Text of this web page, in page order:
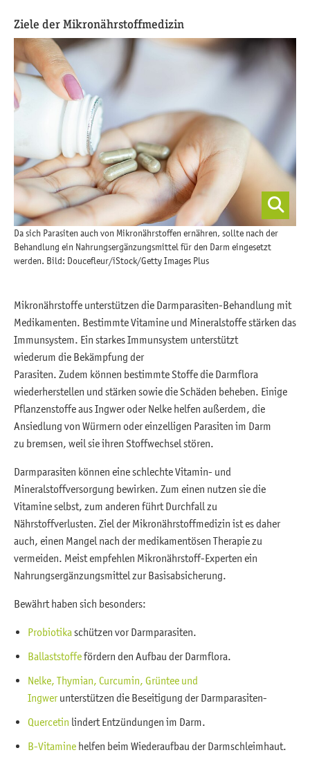
Ziele der Mikronährstoffmedizin
Da sich Parasiten auch von Mikronährstoffen ernähren, sollte nach der
Behandlung ein Nahrungsergänzungsmittel für den Darm eingesetzt
werden. Bild: Doucefleur/iStock/Getty Images Plus
Mikronährstoffe unterstützen die Darmparasiten-Behandlung mit
Medikamenten. Bestimmte Vitamine und Mineralstoffe stärken das
Immunsystem. Ein starkes Immunsystem unterstützt
wiederum die Bekämpfung der
Parasiten. Zudem können bestimmte Stoffe die Darmflora
wiederherstellen und stärken sowie die Schäden beheben. Einige
Pflanzenstoffe aus Ingwer oder Nelke helfen außerdem, die
Ansiedlung von Würmern oder einzelligen Parasiten im Darm
zu bremsen, weil sie ihren Stoffwechsel stören.
Darmparasiten können eine schlechte Vitamin- und
Mineralstoffversorgung bewirken. Zum einen nutzen sie die
Vitamine selbst, zum anderen führt Durchfall zu
Nährstoffverlusten. Ziel der Mikronährstoffmedizin ist es daher
auch, einen Mangel nach der medikamentösen Therapie zu
vermeiden. Meist empfehlen Mikronährstoff-Experten ein
Nahrungsergänzungsmittel zur Basisabsicherung.
Bewährt haben sich besonders:
Probiotikaschützen vor Darmparasiten.
Ballaststoffefördern den Aufbau der Darmflora.
Nelke, Thymian, Curcumin, Grüntee und
Ingwerunterstützen die Beseitigung der Darmparasiten-
Quercetin lindert Entzündungen im Darm.
B-Vitamine helfen beim Wiederaufbau der Darmschleimhaut.